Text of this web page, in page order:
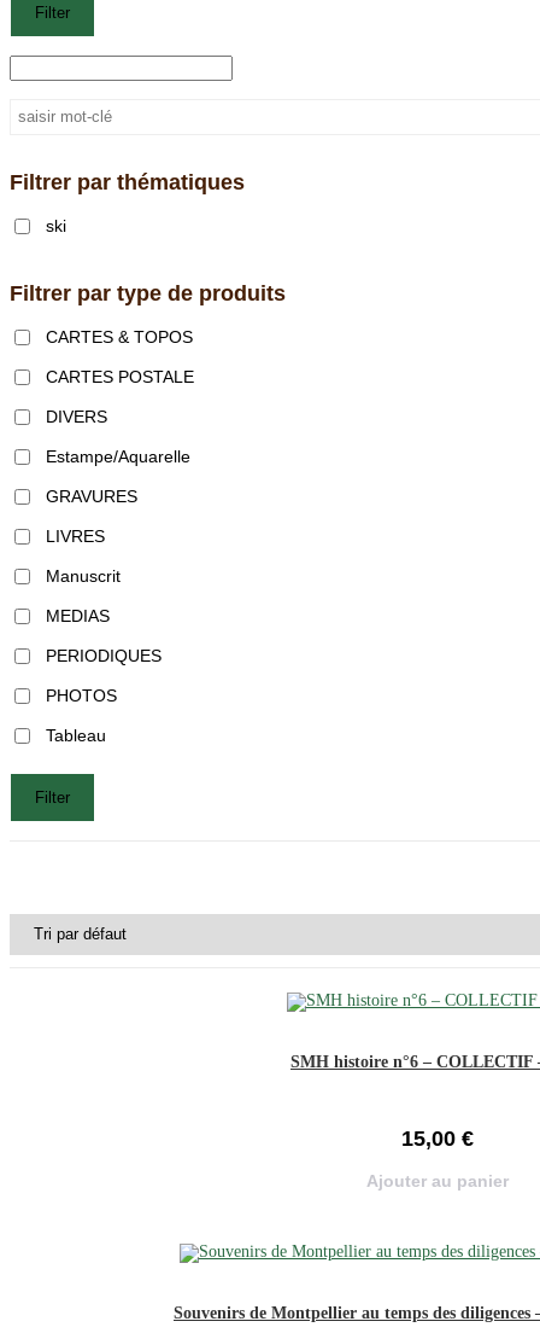
Filter
Filtrer par thématiques
ski
Filtrer par type de produits
CARTES & TOPOS
CARTES POSTALE
DIVERS
Estampe/Aquarelle
GRAVURES
LIVRES
Manuscrit
MEDIAS
PERIODIQUES
PHOTOS
Tableau
Filter
SMH histoire n°6 – COLLECTIF
15,00 €
Ajouter au panier
Souvenirs de Montpellier au temps des diligences